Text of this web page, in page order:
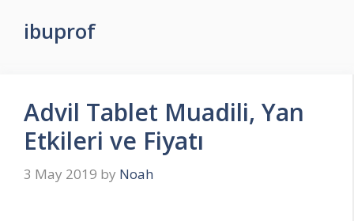
ibuprof
Advil Tablet Muadili, Yan
Etkileri ve Fiyatı
3 May 2019 by Noah